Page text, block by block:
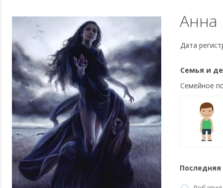
Анна
Дата
Семья и
Семейное
Последняя